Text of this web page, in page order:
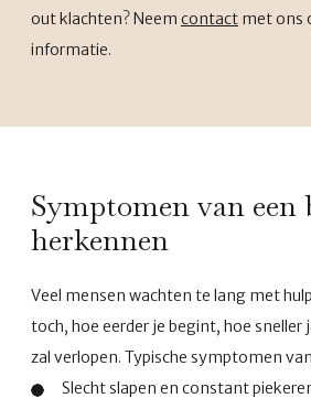
out klachten? Neem contact met ons
informatie.
Symptomen van
herkennen
Veel mensen wachten te lang met
toch, hoe eerder je begint, hoe sneller
zal verlopen. Typische symptomen
Slecht slapen en constant